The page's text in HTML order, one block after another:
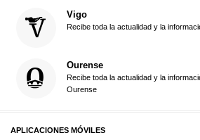
Vigo
Recibe toda la actualidad y la
Ourense
Recibe toda la actualidad y la
Ourense
APLICACIONES MÓVILES